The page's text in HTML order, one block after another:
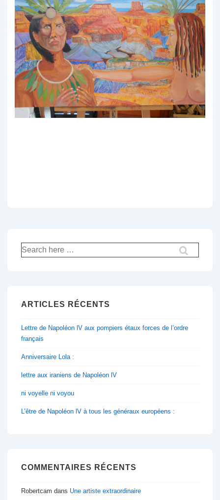
Recherche
pour:
ARTICLES RÉCENTS
Lettre de Napoléon lV aux pompiers étaux forces de l’ordre
français
Anniversaire Lola :
lettre aux iraniens de Napoléon lV
ni voyelle ni voyou
L’être de Napoléon lV à tous les généraux européens :
COMMENTAIRES RÉCENTS
Robertcam dans Une artiste extraordinaire